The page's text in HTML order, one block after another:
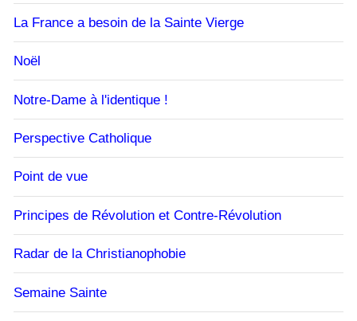
La France a besoin de la Sainte Vierge
Noël
Notre-Dame à l'identique !
Perspective Catholique
Point de vue
Principes de Révolution et Contre-Révolution
Radar de la Christianophobie
Semaine Sainte